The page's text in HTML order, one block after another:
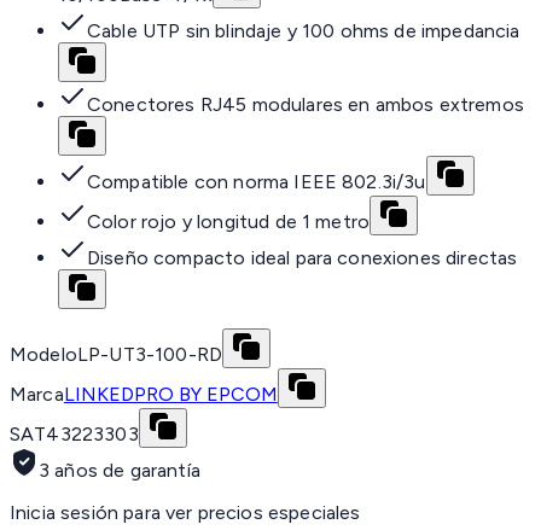
Cable UTP sin blindaje y 100 ohms de impedancia
Conectores RJ45 modulares en ambos extremos
Compatible con norma IEEE 802.3i/3u
Color rojo y longitud de 1 metro
Diseño compacto ideal para conexiones directas
ModeloLP-UT3-100-RD
MarcaLINKEDPRO BY EPCOM
SAT43223303
3 años de garantía
Inicia sesión para ver precios especiales